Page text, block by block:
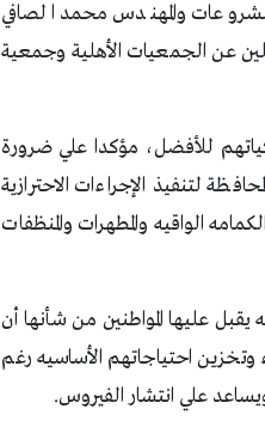
والمهندس محمد الصافي
عن الجمعيات الأهلية وجمعية
للأفضل، مؤكدا علي ضرورة
لتنفيذ الإجراءات الاحترازية
الواقيه والمطهرات والمنظفات
يقبل عليها المواطنين من شأنها أن
وتخزين احتياجاتهم الأساسيه رغم
علي انتشار الفيروس.